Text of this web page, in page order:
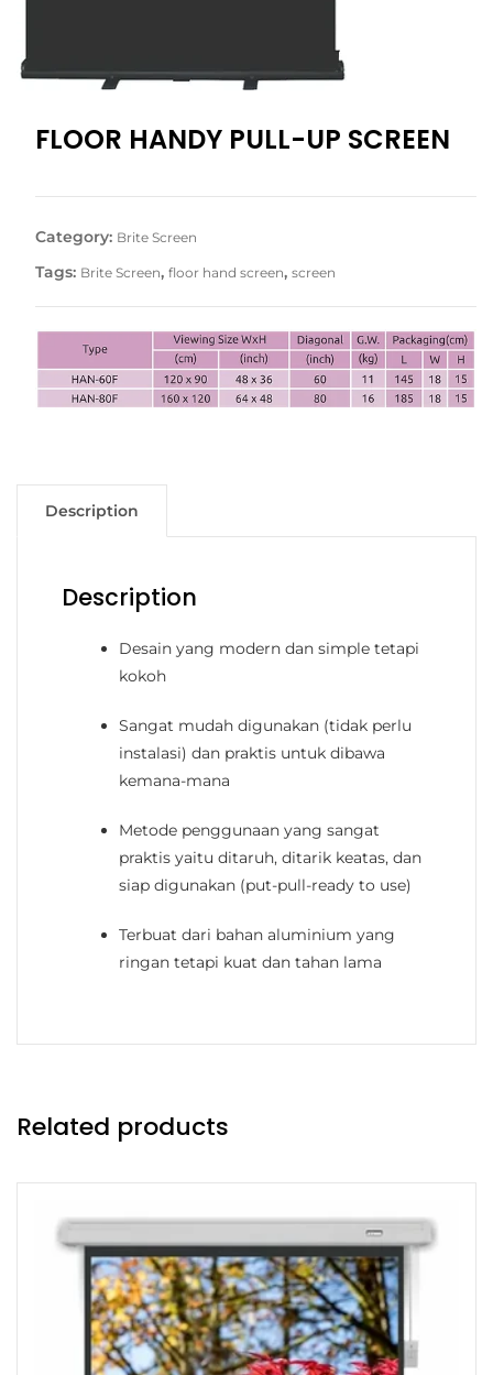
FLOOR HANDY PULL-UP SCREEN
Category: Brite Screen
Tags: Brite Screen, floor hand screen, screen
Description
Description
Desain yang modern dan simple tetapi
kokoh
Sangat mudah digunakan (tidak perlu
instalasi) dan praktis untuk dibawa
kemana-mana
Metode penggunaan yang sangat
praktis yaitu ditaruh, ditarik keatas, dan
siap digunakan (put-pull-ready to use)
Terbuat dari bahan aluminium yang
ringan tetapi kuat dan tahan lama
Related products